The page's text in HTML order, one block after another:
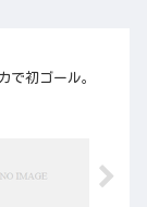
で初ゴール。